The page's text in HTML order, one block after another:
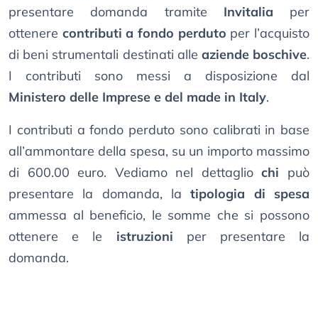
presentare domanda tramite Invitalia per
ottenere contributi a fondo perduto per l’acquisto
di beni strumentali destinati alle aziende boschive.
I contributi sono messi a disposizione dal
Ministero delle Imprese e del made in Italy.
I contributi a fondo perduto sono calibrati in base
all’ammontare della spesa, su un importo massimo
di 600.00 euro. Vediamo nel dettagliochi può
presentare la domanda, latipologia di spesa
ammessa al beneficio, le somme che si possono
ottenere e le istruzioni per presentare la
domanda.